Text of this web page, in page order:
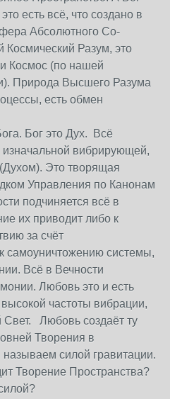
есть всё, что создано в
Абсолютного Со-
Разум, это
Космос (по нашей
Природа Высшего Разума
есть обмен
Бог это Дух. Всё
изначальной вибрирующей,
Это творящая
Управления по Канонам
подчиняется всё в
их приводит либо к
за счёт
самоуничтожению системы,
Всё в Вечности
Любовь это и есть
частоты вибрации,
Свет. Любовь создаёт ту
Творения в
силой гравитации.
Творение Пространства?